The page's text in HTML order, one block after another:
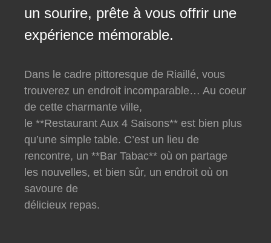
un sourire, prête à vous offrir une
expérience mémorable.
Dans le cadre pittoresque de Riaillé, vous
trouverez un endroit incomparable… Au coeur
de cette charmante ville,
le **Restaurant Aux 4 Saisons** est bien plus
qu’une simple table. C’est un lieu de
rencontre, un **Bar Tabac** où on partage
les nouvelles, et bien sûr, un endroit où on
savoure de
délicieux repas.